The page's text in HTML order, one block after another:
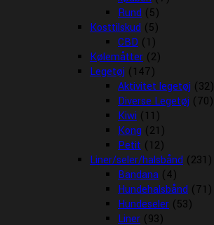
Rund (5)
Kosttilskud (5)
CBD (1)
Kølemåtter (2)
Legetøj (147)
Aktivitet legetøj (32)
Diverse Legetøj (70)
Kiwi (11)
Kong (21)
Petit (12)
Liner/seler/halsbånd (231)
Bandana (4)
Hundehalsbånd (71)
Hundeseler (53)
Liner (93)